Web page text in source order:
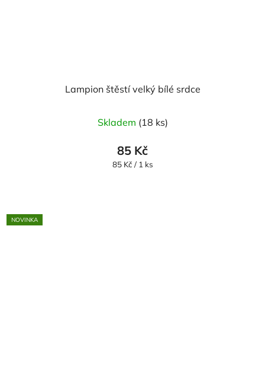
Lampion štěstí velký bílé srdce
Skladem (18 ks)
85 Kč
Měrná
85 Kč / 1 ks
NOVINKA